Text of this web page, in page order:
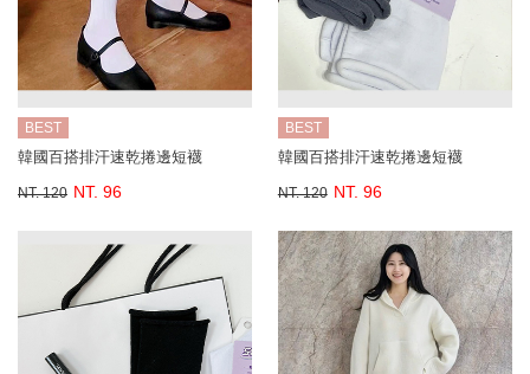
BEST
韓國百搭排汗速乾捲邊短襪
NT. 120 NT. 96
BEST
韓國百搭排汗速乾捲邊短襪
NT. 120 NT. 96